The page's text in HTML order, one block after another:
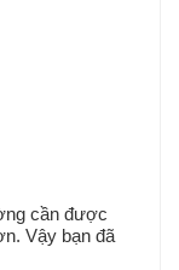
cần được
Vậy bạn đã